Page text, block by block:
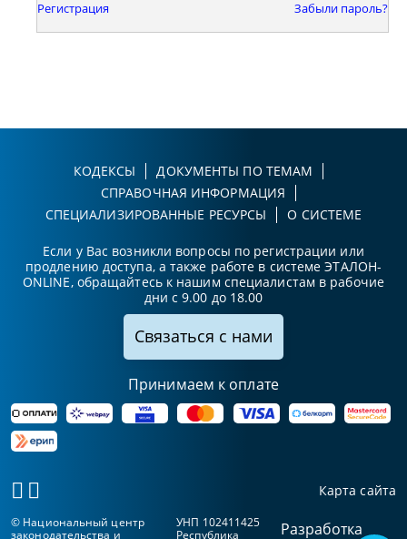
Регистрация Забыли пароль?
КОДЕКСЫ
ДОКУМЕНТЫ ПО ТЕМАМ
СПРАВОЧНАЯ ИНФОРМАЦИЯ
СПЕЦИАЛИЗИРОВАННЫЕ РЕСУРСЫ
О СИСТЕМЕ
Если у Вас возникли вопросы по регистрации или
продлению доступа, а также работе в системе ЭТАЛОН-
ONLINE, обращайтесь к нашим специалистам в рабочие
дни с 9.00 до 18.00
Связаться с нами
Принимаем к оплате
Карта сайта
© Национальный центр
законодательства и
УНП 102411425
Республика
Разработка